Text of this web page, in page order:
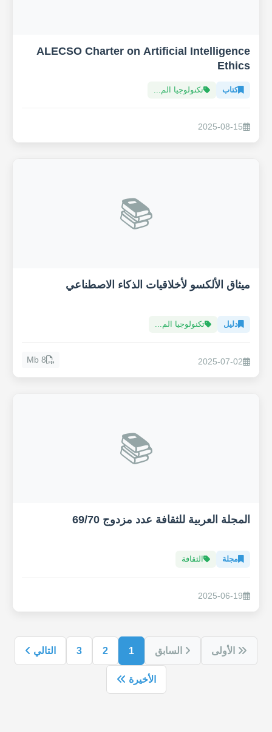
ALECSO Charter on Artificial Intelligence
Ethics
كتاب تكنولوجيا الم...
2025-08-15
📚
ميثاق الألكسو لأخلاقيات الذكاء الاصطناعي
دليل تكنولوجيا الم...
2025-07-02
8 Mb
📚
المجلة العربية للثقافة عدد مزدوج 69/70
مجلة الثقافة
2025-06-19
الأولى السابق 1
2
3 التالي
الأخيرة